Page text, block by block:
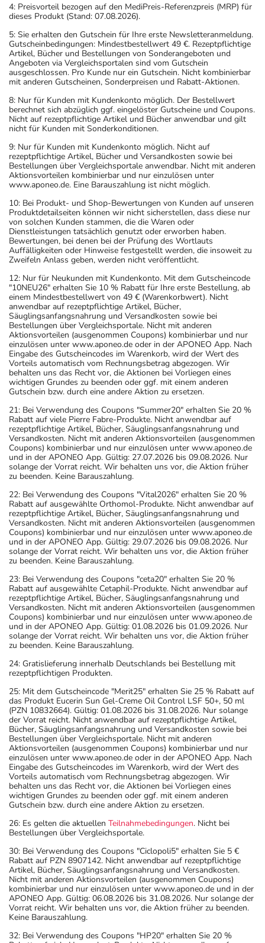
4: Preisvorteil bezogen auf den MediPreis-Referenzpreis (MRP) für
dieses Produkt (Stand: 07.08.2026).
5: Sie erhalten den Gutschein für Ihre erste Newsletteranmeldung.
Gutscheinbedingungen: Mindestbestellwert 49 €. Rezeptpflichtige
Artikel, Bücher und Bestellungen von Sonderangeboten und
Angeboten via Vergleichsportalen sind vom Gutschein
ausgeschlossen. Pro Kunde nur ein Gutschein. Nicht kombinierbar
mit anderen Gutscheinen, Sonderpreisen und Rabatt-Aktionen.
8: Nur für Kunden mit Kundenkonto möglich. Der Bestellwert
berechnet sich abzüglich ggf. eingelöster Gutscheine und Coupons.
Nicht auf rezeptpflichtige Artikel und Bücher anwendbar und gilt
nicht für Kunden mit Sonderkonditionen.
9: Nur für Kunden mit Kundenkonto möglich. Nicht auf
rezeptpflichtige Artikel, Bücher und Versandkosten sowie bei
Bestellungen über Vergleichsportale anwendbar. Nicht mit anderen
Aktionsvorteilen kombinierbar und nur einzulösen unter
www.aponeo.de. Eine Barauszahlung ist nicht möglich.
10: Bei Produkt- und Shop-Bewertungen von Kunden auf unseren
Produktdetailseiten können wir nicht sicherstellen, dass diese nur
von solchen Kunden stammen, die die Waren oder
Dienstleistungen tatsächlich genutzt oder erworben haben.
Bewertungen, bei denen bei der Prüfung des Wortlauts
Auffälligkeiten oder Hinweise festgestellt werden, die insoweit zu
Zweifeln Anlass geben, werden nicht veröffentlicht.
12: Nur für Neukunden mit Kundenkonto. Mit dem Gutscheincode
"10NEU26" erhalten Sie 10 % Rabatt für Ihre erste Bestellung, ab
einem Mindestbestellwert von 49 € (Warenkorbwert). Nicht
anwendbar auf rezeptpflichtige Artikel, Bücher,
Säuglingsanfangsnahrung und Versandkosten sowie bei
Bestellungen über Vergleichsportale. Nicht mit anderen
Aktionsvorteilen (ausgenommen Coupons) kombinierbar und nur
einzulösen unter www.aponeo.de oder in der APONEO App. Nach
Eingabe des Gutscheincodes im Warenkorb, wird der Wert des
Vorteils automatisch vom Rechnungsbetrag abgezogen. Wir
behalten uns das Recht vor, die Aktionen bei Vorliegen eines
wichtigen Grundes zu beenden oder ggf. mit einem anderen
Gutschein bzw. durch eine andere Aktion zu ersetzen.
21: Bei Verwendung des Coupons "Summer20" erhalten Sie 20 %
Rabatt auf viele Pierre Fabre-Produkte. Nicht anwendbar auf
rezeptpflichtige Artikel, Bücher, Säuglingsanfangsnahrung und
Versandkosten. Nicht mit anderen Aktionsvorteilen (ausgenommen
Coupons) kombinierbar und nur einzulösen unter www.aponeo.de
und in der APONEO App. Gültig: 27.07.2026 bis 09.08.2026. Nur
solange der Vorrat reicht. Wir behalten uns vor, die Aktion früher
zu beenden. Keine Barauszahlung.
22: Bei Verwendung des Coupons "Vital2026" erhalten Sie 20 %
Rabatt auf ausgewählte Orthomol-Produkte. Nicht anwendbar auf
rezeptpflichtige Artikel, Bücher, Säuglingsanfangsnahrung und
Versandkosten. Nicht mit anderen Aktionsvorteilen (ausgenommen
Coupons) kombinierbar und nur einzulösen unter www.aponeo.de
und in der APONEO App. Gültig: 29.07.2026 bis 09.08.2026. Nur
solange der Vorrat reicht. Wir behalten uns vor, die Aktion früher
zu beenden. Keine Barauszahlung.
23: Bei Verwendung des Coupons "ceta20" erhalten Sie 20 %
Rabatt auf ausgewählte Cetaphil-Produkte. Nicht anwendbar auf
rezeptpflichtige Artikel, Bücher, Säuglingsanfangsnahrung und
Versandkosten. Nicht mit anderen Aktionsvorteilen (ausgenommen
Coupons) kombinierbar und nur einzulösen unter www.aponeo.de
und in der APONEO App. Gültig: 01.08.2026 bis 01.09.2026. Nur
solange der Vorrat reicht. Wir behalten uns vor, die Aktion früher
zu beenden. Keine Barauszahlung.
24: Gratislieferung innerhalb Deutschlands bei Bestellung mit
rezeptpflichtigen Produkten.
25: Mit dem Gutscheincode "Merit25" erhalten Sie 25 % Rabatt auf
das Produkt Eucerin Sun Gel-Creme Oil Control LSF 50+, 50 ml
(PZN 10832664). Gültig: 01.08.2026 bis 31.08.2026. Nur solange
der Vorrat reicht. Nicht anwendbar auf rezeptpflichtige Artikel,
Bücher, Säuglingsanfangsnahrung und Versandkosten sowie bei
Bestellungen über Vergleichsportale. Nicht mit anderen
Aktionsvorteilen (ausgenommen Coupons) kombinierbar und nur
einzulösen unter www.aponeo.de oder in der APONEO App. Nach
Eingabe des Gutscheincodes im Warenkorb, wird der Wert des
Vorteils automatisch vom Rechnungsbetrag abgezogen. Wir
behalten uns das Recht vor, die Aktionen bei Vorliegen eines
wichtigen Grundes zu beenden oder ggf. mit einem anderen
Gutschein bzw. durch eine andere Aktion zu ersetzen.
26: Es gelten die aktuellen Teilnahmebedingungen. Nicht bei
Bestellungen über Vergleichsportale.
30: Bei Verwendung des Coupons "Ciclopoli5" erhalten Sie 5 €
Rabatt auf PZN 8907142. Nicht anwendbar auf rezeptpflichtige
Artikel, Bücher, Säuglingsanfangsnahrung und Versandkosten.
Nicht mit anderen Aktionsvorteilen (ausgenommen Coupons)
kombinierbar und nur einzulösen unter www.aponeo.de und in der
APONEO App. Gültig: 06.08.2026 bis 31.08.2026. Nur solange der
Vorrat reicht. Wir behalten uns vor, die Aktion früher zu beenden.
Keine Barauszahlung.
32: Bei Verwendung des Coupons "HP20" erhalten Sie 20 %